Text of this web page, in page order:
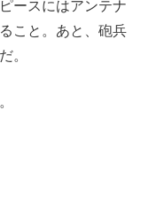
ースにはアンテナ
こと。あと、砲兵
。